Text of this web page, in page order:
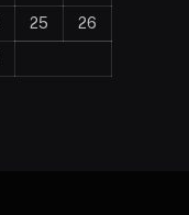
25
26